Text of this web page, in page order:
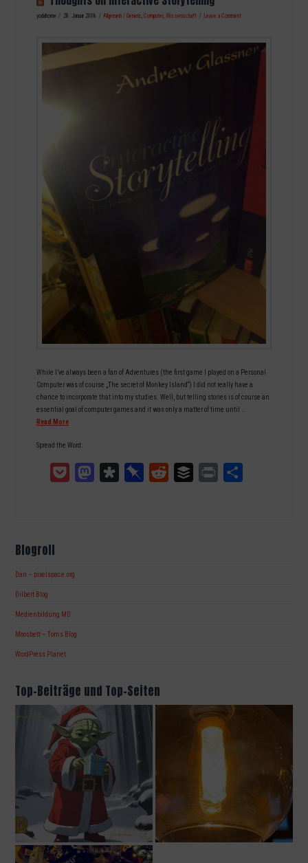
yodahome 28. Januar 2006 Allgemein / Generic,Computer,Wissenschaft Leave a Comment
While I’ve always been a fan of Adventures (the first game I played on a Personal
Computer was of course „The secret of Monkey Island“) I did not really have a
chance to incorporate that into my studies. Well, but telling stories is of course an
essential goal of computer games and it was only a matter of time until …
Read More
Spread the Word:
Pocket MastodonDiasporaPinboardReddit Buffer Print
Blogroll
Dan – pixelspace.org
Dilbert Blog
Medienbildung MD
Moosbett – Toms Blog
WordPress Planet
Top-Beiträge und Top-Seiten